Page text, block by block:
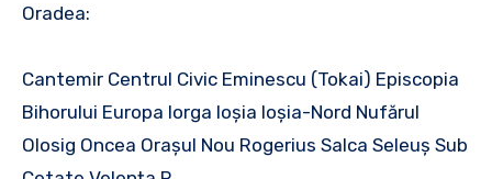
Oradea:
Cantemir Centrul Civic Eminescu (Tokai) Episcopia
Bihorului Europa Iorga Ioșia Ioșia-Nord Nufărul
Olosig Oncea Orașul Nou Rogerius Salca Seleuș Sub